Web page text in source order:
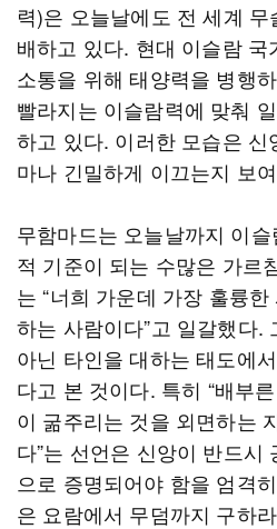
력)은 오늘날에도 전 세계
배하고 있다. 현대 이슬람 국
소통을 위해 태양력을 병행
빨라지는 이슬람력에 맞춰
하고 있다. 이러한 모습은 신
마나 긴밀하게 이끄는지 보
무함마드는 오늘날까지 이
적 기준이 되는 수많은 가르
는 “너희 가운데 가장 훌륭
하는 사람이다”고 일갈했다.
아닌 타인을 대하는 태도에
다고 본 것이다. 특히 “배부
이 굶주리는 것을 외면하는
다”는 선언은 신앙이 반드시
으로 증명되어야 함을 엄격
은 요람에서 무덤까지 구하